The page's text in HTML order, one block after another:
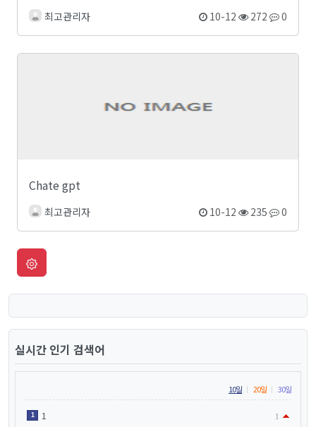
최고관리자 10-12 272 0
Chate gpt
최고관리자 10-12 235 0
실시간 인기 검색어
10일 20일 30일
1 1 1